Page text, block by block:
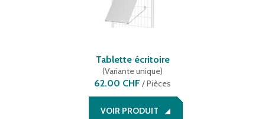
Tablette écritoire
(Variante unique)
62.00 CHF /Pièces
VOIR PRODUIT